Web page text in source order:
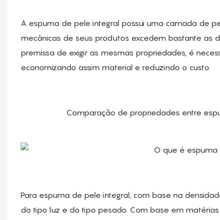
A espuma de pele integral possui uma camada de
mecânicas de seus produtos excedem bastante as
premissa de exigir as mesmas propriedades, é
economizando assim material e reduzindo o custo.
Comparação de propriedades entre
Para espuma de pele integral, com base na
do tipo luz e do tipo pesado. Com base em